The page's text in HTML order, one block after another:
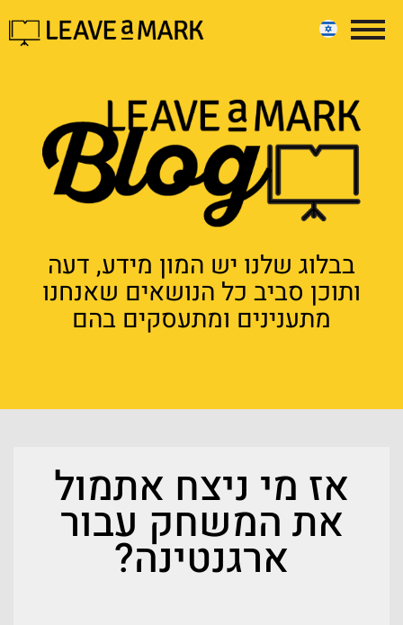
בבלוג שלנו יש המון מידע, דעה
ותוכן סביב כל הנושאים שאנחנו
מתענינים ומתעסקים בהם
אז מי ניצח אתמול
את המשחק עבור
ארגנטינה?